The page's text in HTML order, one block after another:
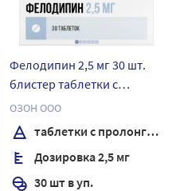
Фелодипин 2,5 мг 30 шт.
блистер таблетки с
пролонгированным
высвобождением,
покрытые пленочной
оболочкой
ОЗОН ООО
таблетки с пролонгированным высвобождением, покрытые пленочной оболочкой
Дозировка 2,5 мг
30 шт в уп.